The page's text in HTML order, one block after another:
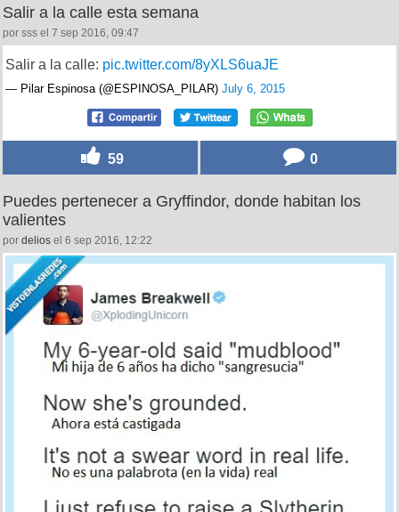
Salir a la calle esta semana
por sss el 7 sep 2016, 09:47
Salir a la calle: pic.twitter.com/8yXLS6uaJE
— Pilar Espinosa (@ESPINOSA_PILAR) July 6, 2015
59 0
Puedes pertenecer a Gryffindor, donde habitan los
valientes
por delios el 6 sep 2016, 12:22